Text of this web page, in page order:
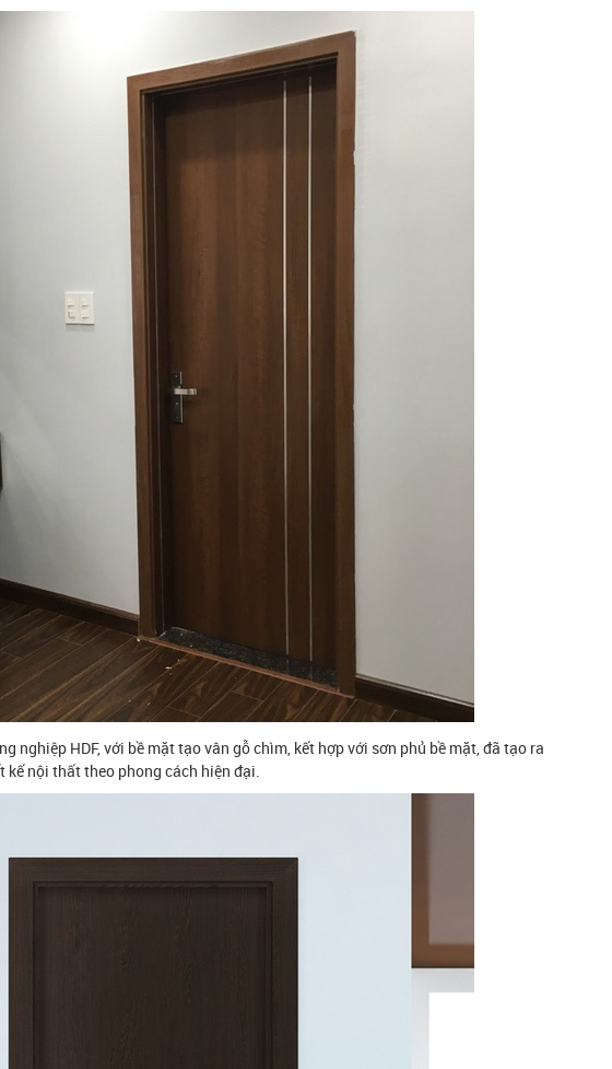
nghiệp HDF, với bề mặt tạo vân gỗ chìm, kết hợp với sơn phủ bề mặt, đã tạo ra
kế nội thất theo phong cách hiện đại.